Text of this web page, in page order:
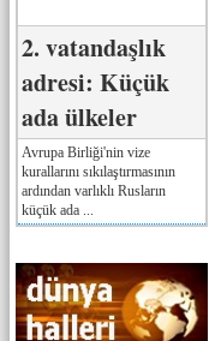
2. vatandaşlık
adresi: Küçük
ada ülkeler
Avrupa Birliği'nin vize
kurallarını sıkılaştırmasının
ardından varlıklı Rusların
küçük ada ...